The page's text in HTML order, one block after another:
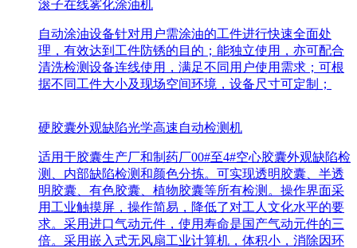
滚子在线雾化涂油机
自动涂油设备针对用户需涂油的工件进行快速全面处
理，有效达到工件防锈的目的；能独立使用，亦可配合
清洗检测设备连线使用，满足不同用户使用需求；可根
据不同工件大小及现场空间环境，设备尺寸可定制；
硬胶囊外观缺陷光学高速自动检测机
适用于胶囊生产厂和制药厂00#至4#空心胶囊外观缺陷检
测、内部缺陷检测和颜色分拣。可实现透明胶囊、半透
明胶囊、有色胶囊、植物胶囊等所有检测。操作界面采
用工业触摸屏，操作简易，降低了对工人文化水平的要
求。采用进口气动元件，使用寿命是国产气动元件的三
倍。采用嵌入式无风扇工业计算机，体积小，消除因环